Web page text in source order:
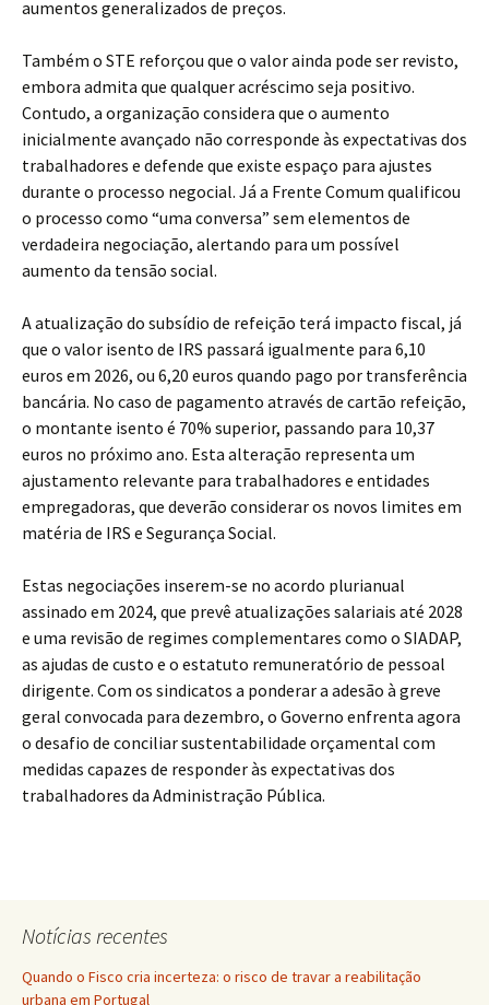
aumentos generalizados de preços.
Também o STE reforçou que o valor ainda pode ser revisto,
embora admita que qualquer acréscimo seja positivo.
Contudo, a organização considera que o aumento
inicialmente avançado não corresponde às expectativas dos
trabalhadores e defende que existe espaço para ajustes
durante o processo negocial. Já a Frente Comum qualificou
o processo como “uma conversa” sem elementos de
verdadeira negociação, alertando para um possível
aumento da tensão social.
A atualização do subsídio de refeição terá impacto fiscal, já
que o valor isento de IRS passará igualmente para 6,10
euros em 2026, ou 6,20 euros quando pago por transferência
bancária. No caso de pagamento através de cartão refeição,
o montante isento é 70% superior, passando para 10,37
euros no próximo ano. Esta alteração representa um
ajustamento relevante para trabalhadores e entidades
empregadoras, que deverão considerar os novos limites em
matéria de IRS e Segurança Social.
Estas negociações inserem-se no acordo plurianual
assinado em 2024, que prevê atualizações salariais até 2028
e uma revisão de regimes complementares como o SIADAP,
as ajudas de custo e o estatuto remuneratório de pessoal
dirigente. Com os sindicatos a ponderar a adesão à greve
geral convocada para dezembro, o Governo enfrenta agora
o desafio de conciliar sustentabilidade orçamental com
medidas capazes de responder às expectativas dos
trabalhadores da Administração Pública.
Notícias recentes
Quando o Fisco cria incerteza: o risco de travar a reabilitação
urbana em Portugal